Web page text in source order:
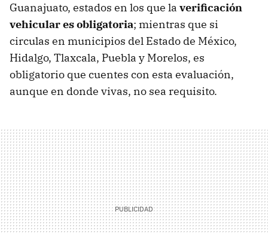
Guanajuato, estados en los que la verificación
vehicular es obligatoria; mientras que si
circulas en municipios del Estado de México,
Hidalgo, Tlaxcala, Puebla y Morelos, es
obligatorio que cuentes con esta evaluación,
aunque en donde vivas, no sea requisito.